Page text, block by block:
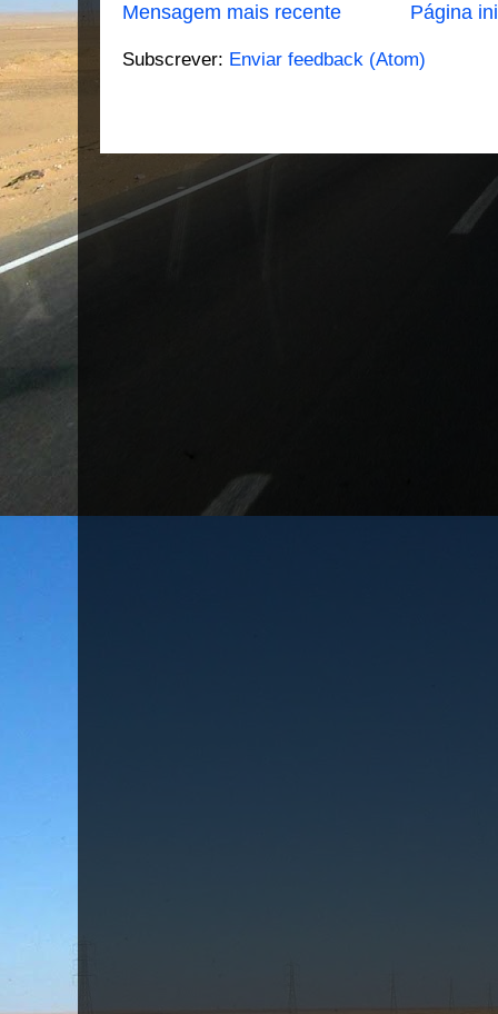
Mensagem mais recente Página
Subscrever: Enviar feedback (Atom)